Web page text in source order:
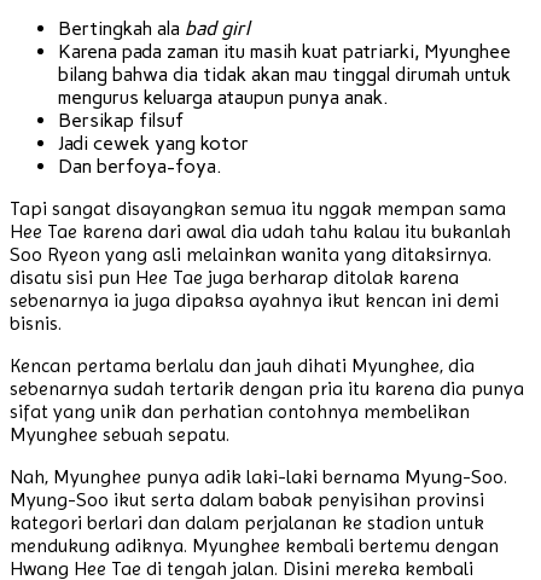
Bertingkah ala bad girl
Karena pada zaman itu masih kuat patriarki, Myunghee
bilang bahwa dia tidak akan mau tinggal dirumah untuk
mengurus keluarga ataupun punya anak.
Bersikap filsuf
Jadi cewek yang kotor
Dan berfoya-foya.
Tapi sangat disayangkan semua itu nggak mempan sama
Hee Tae karena dari awal dia udah tahu kalau itu bukanlah
Soo Ryeon yang asli melainkan wanita yang ditaksirnya.
disatu sisi pun Hee Tae juga berharap ditolak karena
sebenarnya ia juga dipaksa ayahnya ikut kencan ini demi
bisnis.
Kencan pertama berlalu dan jauh dihati Myunghee, dia
sebenarnya sudah tertarik dengan pria itu karena dia punya
sifat yang unik dan perhatian contohnya membelikan
Myunghee sebuah sepatu.
Nah, Myunghee punya adik laki-laki bernama Myung-Soo.
Myung-Soo ikut serta dalam babak penyisihan provinsi
kategori berlari dan dalam perjalanan ke stadion untuk
mendukung adiknya. Myunghee kembali bertemu dengan
Hwang Hee Tae di tengah jalan. Disini mereka kembali